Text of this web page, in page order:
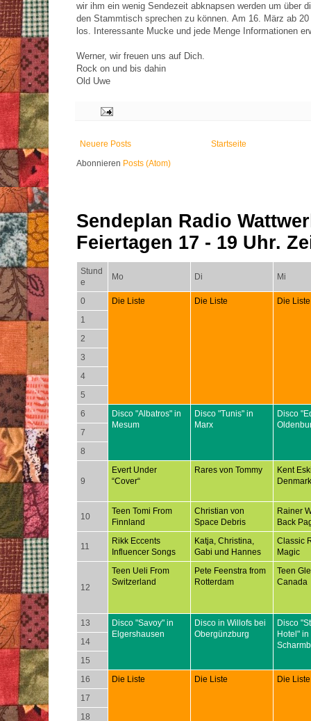
wir ihm ein wenig Sendezeit abknapsen werden um über
den Stammtisch sprechen zu können. Am 16. März ab
los. Interessante Mucke und jede Menge Informationen
Werner, wir freuen uns auf Dich.
Rock on und bis dahin
Old Uwe
Neuere Posts
Startseite
Abonnieren Posts (Atom)
Sendeplan Radio
Feiertagen 17 - 19 Uhr.
Stund
e
Mo Di Mi
0 Die Liste Die Liste
Die Liste
1
2
3
4
5
6
Disco "Albatros" in
Mesum
Disco "Tunis" in
Marx
Disco
7
8
9
Evert Under
“Cover“
Rares von Tommy
Kent
Denmark
10
Teen Tomi From
Finnland
Christian von
Space Debris
Rainer
Back
11
Rikk Eccents
Influencer Songs
Katja, Christina,
Gabi und Hannes
Classic
Magic
12
Teen Ueli From
Switzerland
Pete Feenstra from
Rotterdam
Teen
Canada
13
Disco "Savoy" in
Elgershausen
Disco in Willofs bei
Obergünzburg
Disco
Hotel"
14
15
16
Die Liste Die Liste
Die Liste
17
18